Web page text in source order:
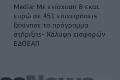
Media: Με ενίσχυση 8 εκατ.
ευρώ σε 451 επιχειρήσεις
ξεκίνησε το πρόγραμμα
στήριξης- Κάλυψη εισφορών
ΕΔΟΕΑΠ